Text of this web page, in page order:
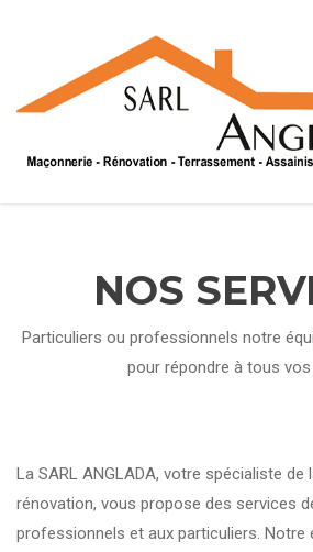
NOS
Particuliers ou professionnels notre
pour répondre à tous
La SARL ANGLADA, votre spécialiste
rénovation, vous propose des services
professionnels et aux particuliers. Notre